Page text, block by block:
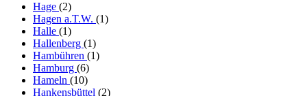
Hage (2)
Hagen a.T.W. (1)
Halle (1)
Hallenberg (1)
Hambühren (1)
Hamburg (6)
Hameln (10)
Hankensbüttel (2)